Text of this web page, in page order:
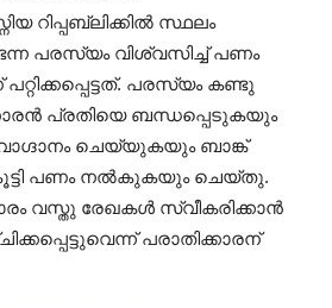
റിപ്പബ്ലിക്കിൽ സ്ഥലം
പരസ്യം വിശ്വസിച്ച് പണം
പരസ്യം കണ്ടു
പ്രതിയെ ബന്ധപ്പെടുകയും
ചെയ്യുകയും ബാങ്ക്
പണം നൽകുകയും ചെയ്തു.
വസ്തു രേഖകൾ സ്വീകരിക്കാൻ
പരാതിക്കാരന്